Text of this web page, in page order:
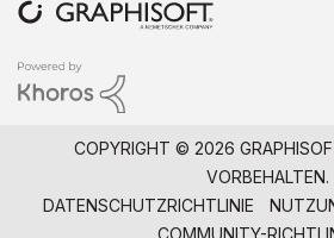
COPYRIGHT © 2026
VORBEHALTEN.
DATENSCHUTZRICHTLINIE
COMMUNITY-